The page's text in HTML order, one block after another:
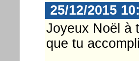
25/12/2015
Joyeux Noël à
que tu